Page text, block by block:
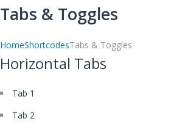
Tabs & Toggles
HomeShortcodesTabs & Toggles
Horizontal Tabs
Tab 1
Tab 2